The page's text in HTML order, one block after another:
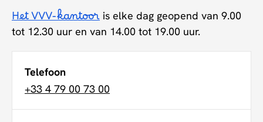
Het VVV-kantoor is elke dag geopend van 9.00
tot 12.30 uur en van 14.00 tot 19.00 uur.
Telefoon
+33 4 79 00 73 00